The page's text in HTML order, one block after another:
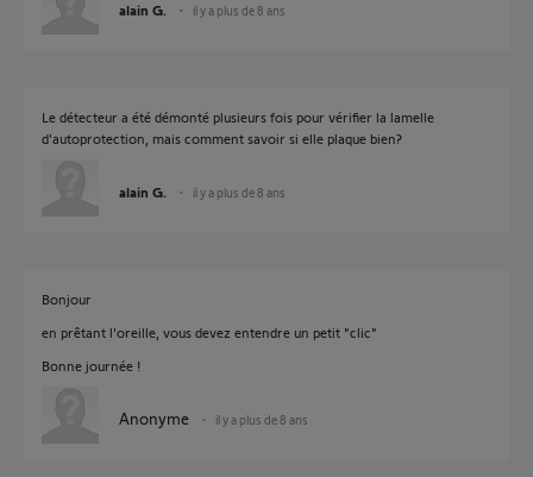
alain G. il y a plus de 8 ans
Le détecteur a été démonté plusieurs fois pour vérifier la lamelle
d'autoprotection, mais comment savoir si elle plaque bien?
alain G. il y a plus de 8 ans
Bonjour
en prêtant l'oreille, vous devez entendre un petit "clic"
Bonne journée !
Anonyme il y a plus de 8 ans